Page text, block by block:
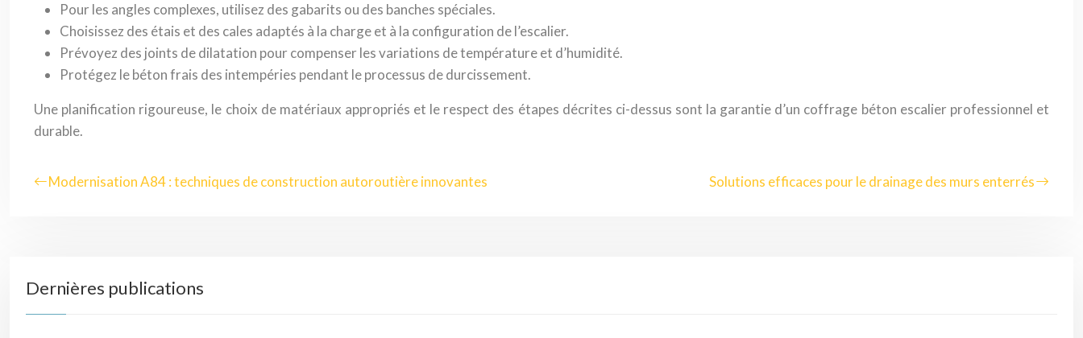
Pour les angles complexes, utilisez des gabarits ou des banches spéciales.
Choisissez des étais et des cales adaptés à la charge et à la configuration de l’escalier.
Prévoyez des joints de dilatation pour compenser les variations de température et d’humidité.
Protégez le béton frais des intempéries pendant le processus de durcissement.
Une planification rigoureuse, le choix de matériaux appropriés et le respect des étapes décrites ci-dessus sont la garantie d’un coffrage béton escalier professionnel et
durable.
Modernisation A84 : techniques de construction autoroutière innovantes Solutions efficaces pour le drainage des murs enterrés
Dernières publications